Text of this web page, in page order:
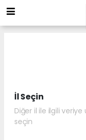
İl Seçin
Diğer il ile ilgili
seçin